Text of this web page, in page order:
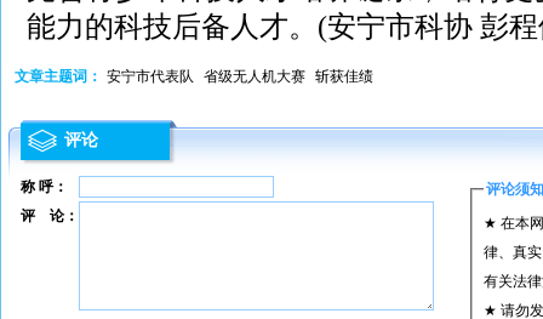
能力的科技后备人才。(安宁市科协 彭
文章主题词： 安宁市代表队 省级无人机大赛 斩获佳绩
评论
称 呼： 评论须知
★ 在本
律、真
有关法
★ 请勿
评 论：